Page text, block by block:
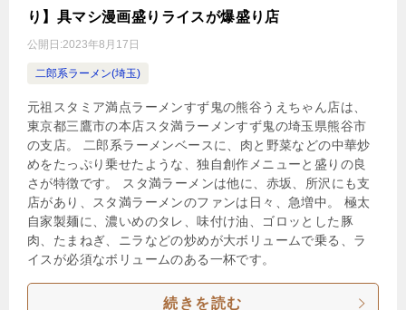
り】具マシ漫画盛りライスが爆盛り店
公開日:2023年8月17日
二郎系ラーメン(埼玉)
元祖スタミア満点ラーメンすず鬼の熊谷うえちゃん店は、
東京都三鷹市の本店スタ満ラーメンすず鬼の埼玉県熊谷市
の支店。 二郎系ラーメンベースに、肉と野菜などの中華炒
めをたっぷり乗せたような、独自創作メニューと盛りの良
さが特徴です。 スタ満ラーメンは他に、赤坂、所沢にも支
店があり、スタ満ラーメンのファンは日々、急増中。 極太
自家製麺に、濃いめのタレ、味付け油、ゴロッとした豚
肉、たまねぎ、ニラなどの炒めが大ボリュームで乗る、ラ
イスが必須なボリュームのある一杯です。
続きを読む